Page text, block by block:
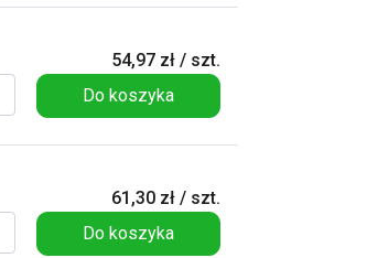
54,97 zł / szt.
Do koszyka
61,30 zł / szt.
Do koszyka